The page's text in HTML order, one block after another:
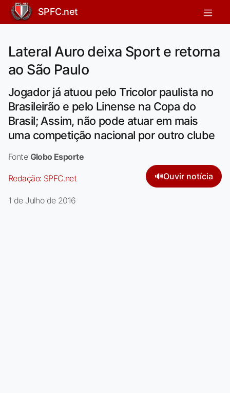
SPFC.net
Lateral Auro deixa Sport e retorna
ao São Paulo
Jogador já atuou pelo Tricolor paulista no
Brasileirão e pelo Linense na Copa do
Brasil; Assim, não pode atuar em mais
uma competição nacional por outro clube
Fonte Globo Esporte
Redação: SPFC.net 🔊Ouvir notícia
1 de Julho de 2016